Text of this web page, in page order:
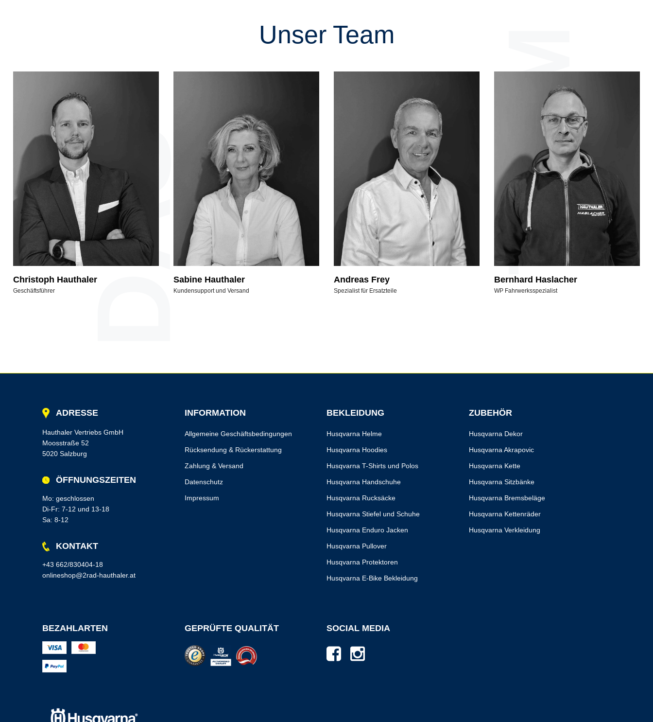
Unser Team
Christoph Hauthaler
Geschäftsführer
Sabine Hauthaler
Kundensupport und Versand
Andreas Frey
Spezialist für Ersatzteile
Bernhard Haslacher
WP Fahrwerksspezialist
ADRESSE
Hauthaler Vertriebs GmbH
Moosstraße 52
5020 Salzburg
ÖFFNUNGSZEITEN
Mo: geschlossen
Di-Fr: 7-12 und 13-18
Sa: 8-12
KONTAKT
+43 662/830404-18
onlineshop@2rad-hauthaler.at
INFORMATION
Allgemeine Geschäftsbedingungen
Rücksendung & Rückerstattung
Zahlung & Versand
Datenschutz
Impressum
BEKLEIDUNG
Husqvarna Helme
Husqvarna Hoodies
Husqvarna T-Shirts und Polos
Husqvarna Handschuhe
Husqvarna Rucksäcke
Husqvarna Stiefel und Schuhe
Husqvarna Enduro Jacken
Husqvarna Pullover
Husqvarna Protektoren
Husqvarna E-Bike Bekleidung
ZUBEHÖR
Husqvarna Dekor
Husqvarna Akrapovic
Husqvarna Kette
Husqvarna Sitzbänke
Husqvarna Bremsbeläge
Husqvarna Kettenräder
Husqvarna Verkleidung
BEZAHLARTEN GEPRÜFTE QUALITÄT SOCIAL MEDIA